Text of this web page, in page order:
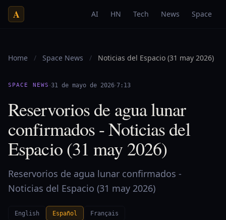
A AI HN Tech News Space
Home / Space News / Noticias del Espacio (31 may 2026)
SPACE NEWS ·31 de mayo de 2026·7:13
Reservorios de agua lunar
confirmados - Noticias del
Espacio (31 may 2026)
Reservorios de agua lunar confirmados -
Noticias del Espacio (31 may 2026)
English Español Français